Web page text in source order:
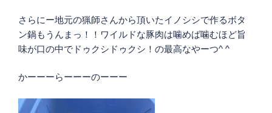
さらにー地元の猟師さんから頂いたイノシシで作るボタ
ン鍋もうんまっ！！ワイルドな豚肉は噛めば噛むほど旨
味が口の中でドゥクシドゥクシ！の最高なやーつ^ ^
かーーーらーーーのーーー